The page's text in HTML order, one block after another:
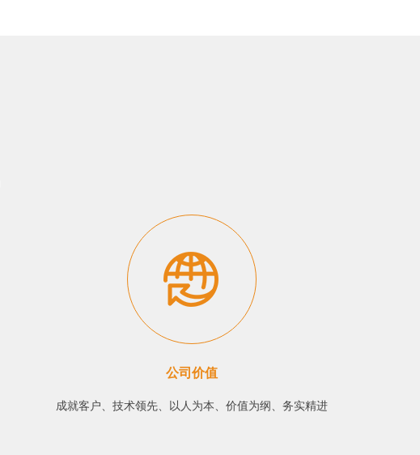
公司价值
成就客户、技术领先、以人为本、价值为纲、务实精进